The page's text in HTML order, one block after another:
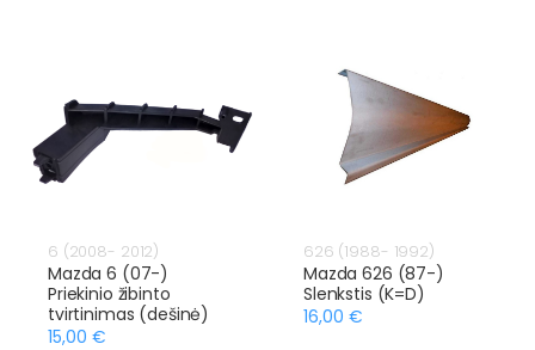
6 (2008- 2012)
Mazda 6 (07-)
Priekinio žibinto
tvirtinimas (dešinė)
15,00 €
626 (1988- 1992)
Mazda 626 (87-)
Slenkstis (K=D)
16,00 €